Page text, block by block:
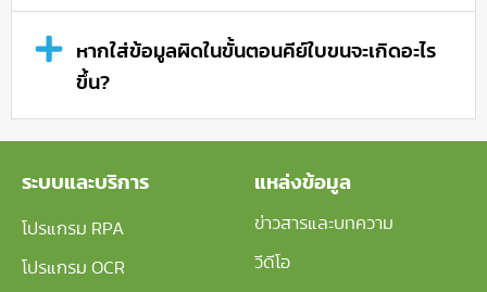
หากใส่ข้อมูลผิดในขั้นตอนคีย์ใบขนจะเกิดอะไร
ขึ้น?
ระบบและบริการ
โปรแกรม RPA
โปรแกรม OCR
แหล่งข้อมูล
ข่าวสารและบทความ
วีดีโอ